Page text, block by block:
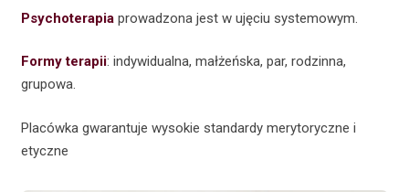
Psychoterapiaprowadzona jest w ujęciu systemowym.
Formy terapii: indywidualna, małżeńska, par, rodzinna,
grupowa.
Placówka gwarantuje wysokie standardy merytoryczne i
etyczne